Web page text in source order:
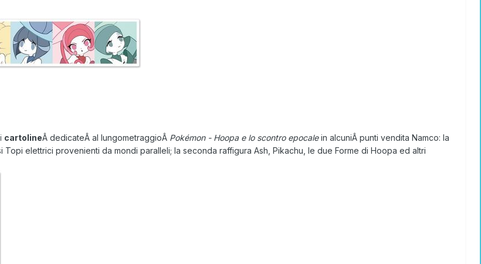
cartolineÂ dedicateÂ al lungometraggioÂ Pokémon - Hoopa e lo scontro epocalein alcuniÂ punti vendita Namco: la
Topi elettrici provenienti da mondi paralleli; la seconda raffigura Ash, Pikachu, le due Forme di Hoopa ed altri